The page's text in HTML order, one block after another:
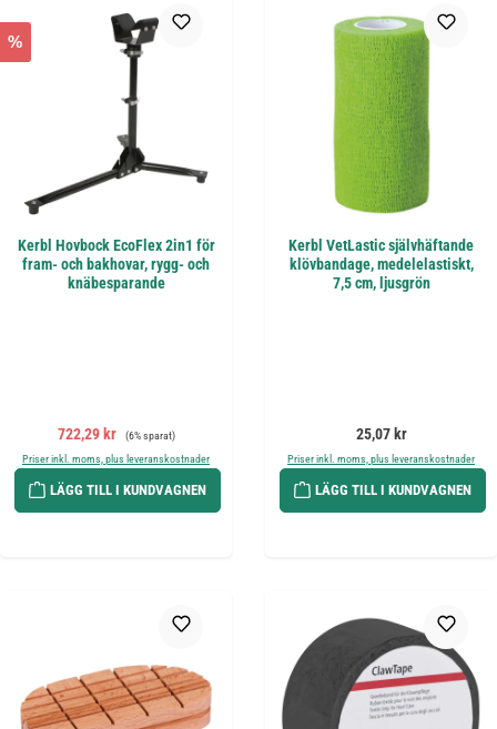
%
Kerbl Hovbock EcoFlex 2in1 för
fram- och bakhovar, rygg- och
knäbesparande
Försäljningspris:
722,29 kr Ordinarie pris:
(6% sparat)
Priser inkl. moms, plus leveranskostnader
LÄGG TILL I KUNDVAGNEN
Kerbl VetLastic självhäftande
klövbandage, medelelastiskt,
7,5 cm, ljusgrön
Ordinarie pris:
25,07 kr
Priser inkl. moms, plus leveranskostnader
LÄGG TILL I KUNDVAGNEN